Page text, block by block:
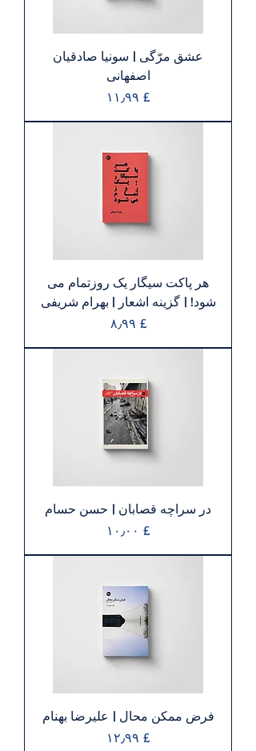
عشق مرّگی | سونيا صادقيان
اصفهانی
Price
£ ۱۱٫۹۹
هر پاکت سيگار يک روزتمام می
شود! | گزينه اشعار | بهرام شريفی
Price
£ ۸٫۹۹
در سراچه قصابان | حسن حسام
Price
£ ۱۰٫۰۰
فرض ممکن محال | عليرضا بهنام
Price
£ ۱۲٫۹۹